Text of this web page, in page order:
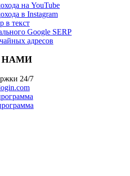
на YouTube
в Instagram
в текст
Google SERP
адресов
НАМИ
24/7